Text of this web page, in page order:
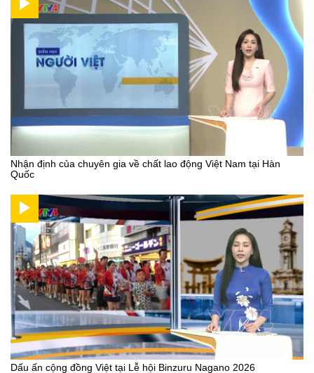
Nhận định của chuyên gia về chất lao động Việt Nam tại Hàn
Quốc
Dấu ấn cộng đồng Việt tại Lễ hội Binzuru Nagano 2026